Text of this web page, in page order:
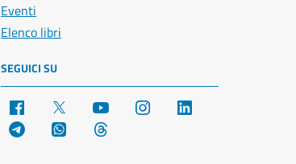
Eventi
Elenco libri
SEGUICI SU
Facebook YouTube Instagram
Telegram WhatsApp